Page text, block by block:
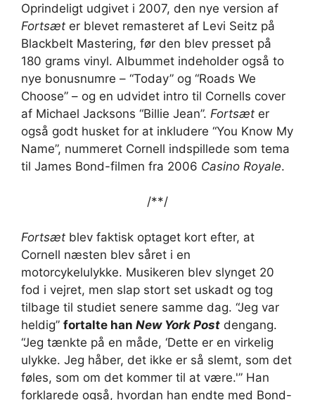
Oprindeligt udgivet i 2007, den nye version af
Fortsæt er blevet remasteret af Levi Seitz på
Blackbelt Mastering, før den blev presset på
180 grams vinyl. Albummet indeholder også to
nye bonusnumre – “Today” og “Roads We
Choose” – og en udvidet intro til Cornells cover
af Michael Jacksons “Billie Jean”. Fortsæt er
også godt husket for at inkludere “You Know My
Name”, nummeret Cornell indspillede som tema
til James Bond-filmen fra 2006 Casino Royale.
/**/
Fortsæt blev faktisk optaget kort efter, at
Cornell næsten blev såret i en
motorcykelulykke. Musikeren blev slynget 20
fod i vejret, men slap stort set uskadt og tog
tilbage til studiet senere samme dag. “Jeg var
heldig” fortalte han New York Post dengang.
“Jeg tænkte på en måde, ‘Dette er en virkelig
ulykke. Jeg håber, det ikke er så slemt, som det
føles, som om det kommer til at være.'” Han
forklarede også, hvordan han endte med Bond-